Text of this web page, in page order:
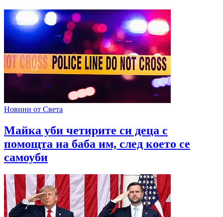
Новини от Света
Майка уби четирите си деца с
помощта на баба им, след което се
самоуби